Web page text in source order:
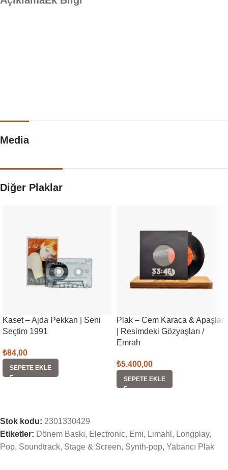
Media
Diğer Plaklar
Kaset – Ajda Pekkan | Seni
Seçtim 1991
₺84,00
SEPETE EKLE
Plak – Cem Karaca & Apaşlar
| Resimdeki Gözyaşları /
Emrah
₺5.400,00
SEPETE EKLE
Stok kodu: 2301330429
Etiketler: Dönem Baskı, Electronic, Emi, Limahl , Longplay,
Pop, Soundtrack, Stage & Screen, Synth-pop, Yabancı Plak